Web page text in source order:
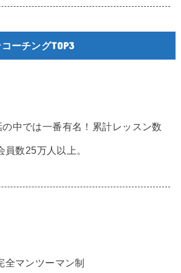
ーチングTOP3
中では一番有名！累計レッスン数
数25万人以上。
全マンツーマン制